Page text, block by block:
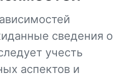
сведения о
учесть
аспектов и